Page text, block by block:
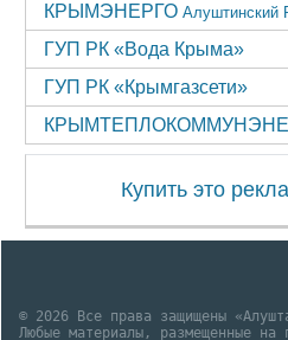
КРЫМЭНЕРГО Алуштинский
ГУП РК «Вода Крыма»
ГУП РК «Крымгазсети»
Купить это
© 2026 Все права защищены
Любые материалы, размещенные на